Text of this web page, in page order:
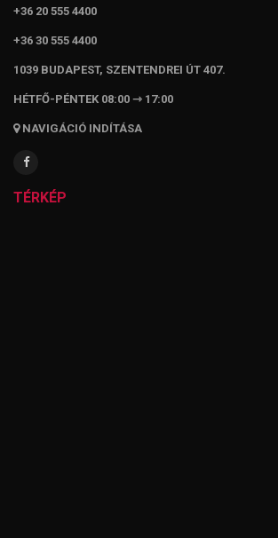
+36 20 555 4400
+36 30 555 4400
1039 BUDAPEST, SZENTENDREI ÚT 407.
HÉTFŐ-PÉNTEK 08:00 ⇾ 17:00
NAVIGÁCIÓ INDÍTÁSA
TÉRKÉP